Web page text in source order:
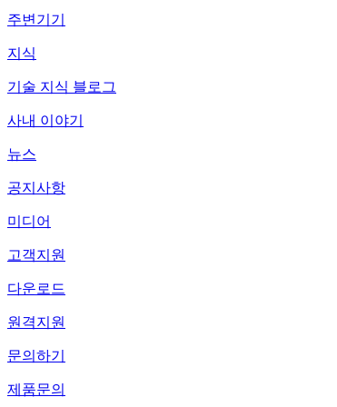
주변기기
지식
기술 지식 블로그
사내 이야기
뉴스
공지사항
미디어
고객지원
다운로드
원격지원
문의하기
제품문의